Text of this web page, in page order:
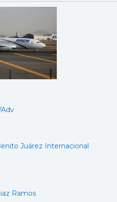
Juárez Internacional
Ramos